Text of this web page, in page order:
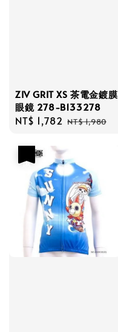
ZIV GRIT XS 茶電金鍍膜
眼鏡 278-B133278
Sale
NT$ 1,782 Regular
NT$ 1,980